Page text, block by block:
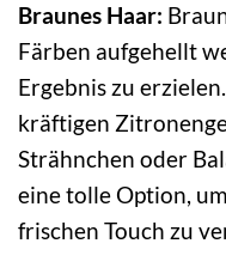
Braunes Haar:
Färben aufgehellt
Ergebnis zu
kräftigen
Strähnchen oder
eine tolle Option,
frischen Touch zu